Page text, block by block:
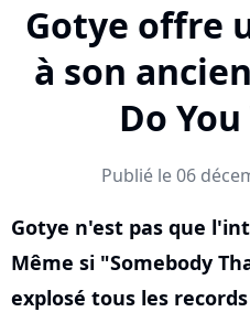
Gotye offre
à son
Do
Publié le 06
Gotye n'est pas que
Même si "Somebody
explosé tous les